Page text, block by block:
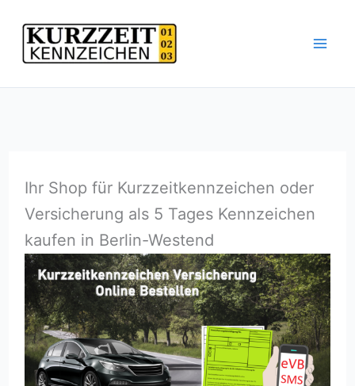
Inhalt
springen
Ihr Shop für Kurzzeitkennzeichen oder
Versicherung als 5 Tages Kennzeichen
kaufen in Berlin-Westend